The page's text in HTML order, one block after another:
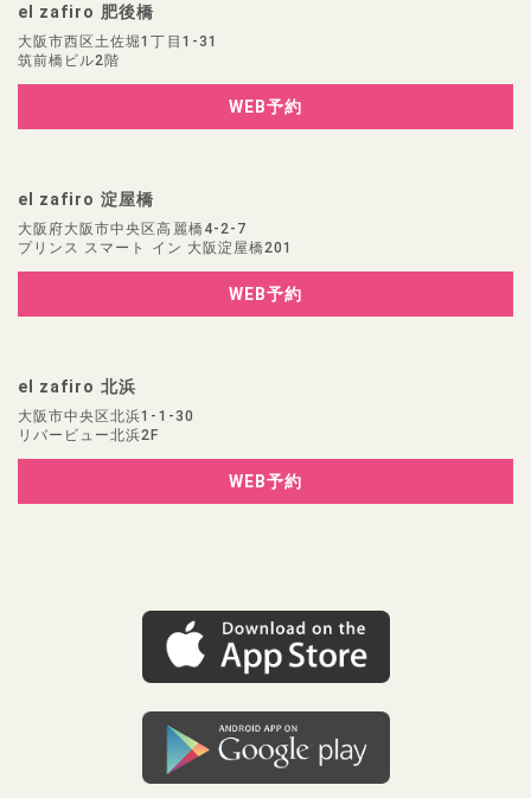
el zafiro 肥後橋
大阪市西区土佐堀1丁目1-31
筑前橋ビル2階
WEB予約
el zafiro 淀屋橋
大阪府大阪市中央区高麗橋4-2-7
プリンス スマート イン 大阪淀屋橋201
WEB予約
el zafiro 北浜
大阪市中央区北浜1-1-30
リバービュー北浜2F
WEB予約